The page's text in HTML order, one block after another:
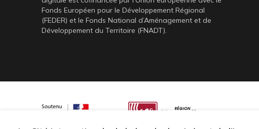
Fonds Européen pour le Développement Régional
(FEDER) et le Fonds National d’Aménagement et de
Développement du Territoire (FNADT).